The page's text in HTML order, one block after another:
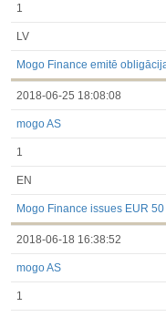
1
LV
Mogo Finance emitē
2018-06-25 18:08:08
mogo AS
1
EN
Mogo Finance issues EUR
2018-06-18 16:38:52
mogo AS
1